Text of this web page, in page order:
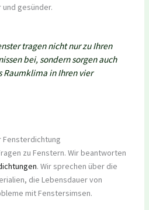
gesünder.
tragen nicht nur zu Ihren
bei, sondern sorgen auch
Raumklima in Ihren vier
Fensterdichtung
zu Fenstern. Wir beantworten
. Wir sprechen über die
die Lebensdauer von
mit Fenstersimsen.